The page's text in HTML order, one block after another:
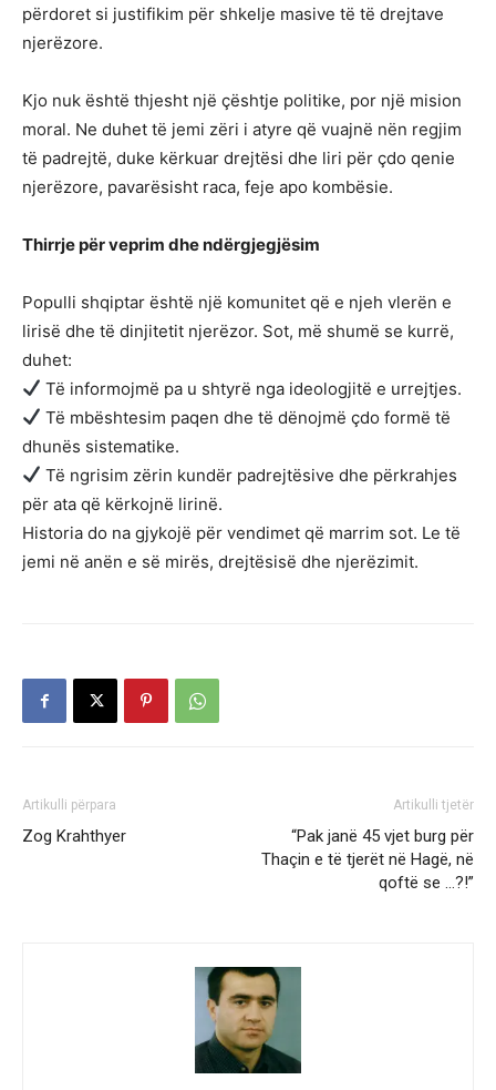
përdoret si justifikim për shkelje masive të të drejtave
njerëzore.
Kjo nuk është thjesht një çështje politike, por një mision
moral. Ne duhet të jemi zëri i atyre që vuajnë nën regjim
të padrejtë, duke kërkuar drejtësi dhe liri për çdo qenie
njerëzore, pavarësisht raca, feje apo kombësie.
Thirrje për veprim dhe ndërgjegjësim
Populli shqiptar është një komunitet që e njeh vlerën e
lirisë dhe të dinjitetit njerëzor. Sot, më shumë se kurrë,
duhet:
Të informojmë pa u shtyrë nga ideologjitë e urrejtjes.
Të mbështesim paqen dhe të dënojmë çdo formë të
dhunës sistematike.
Të ngrisim zërin kundër padrejtësive dhe përkrahjes
për ata që kërkojnë lirinë.
Historia do na gjykojë për vendimet që marrim sot. Le të
jemi në anën e së mirës, drejtësisë dhe njerëzimit.
Artikulli përpara
Zog Krahthyer
Artikulli tjetër
“Pak janë 45 vjet burg për
Thaçin e të tjerët në Hagë, në
qoftë se …?!”